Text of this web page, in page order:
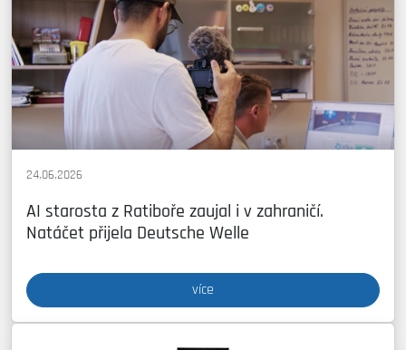
24.06.2026
AI starosta z Ratiboře zaujal i v zahraničí.
Natáčet přijela Deutsche Welle
více